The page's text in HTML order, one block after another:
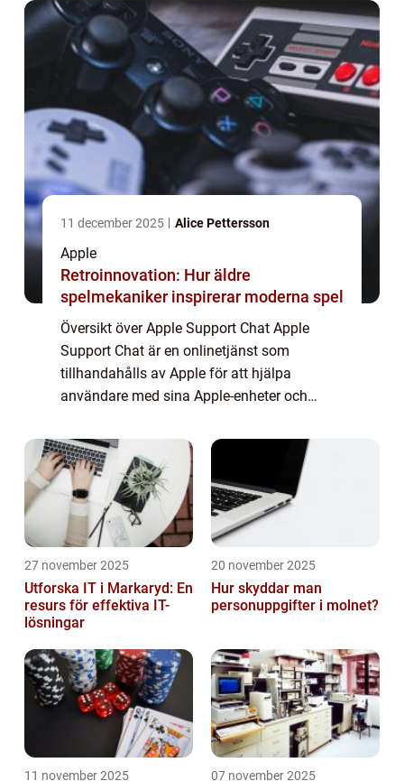
kommunicera med Apple-supp...
11 december 2025 Alice Pettersson
Apple
Retroinnovation: Hur äldre
spelmekaniker inspirerar moderna spel
Översikt över Apple Support Chat Apple
Support Chat är en onlinetjänst som
tillhandahålls av Apple för att hjälpa
användare med sina Apple-enheter och
supportkanal där användare kan
kommunicera med Apple-supp...
27 november 2025
Utforska IT i Markaryd: En
resurs för effektiva IT-
lösningar
20 november 2025
Hur skyddar man
personuppgifter i molnet?
11 november 2025 07 november 2025